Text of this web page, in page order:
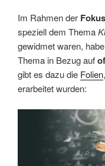
Im Rahmen der
speziell dem Thema
gewidmet waren,
Thema in Bezug auf
gibt es dazu die Folien
erarbeitet wurden: